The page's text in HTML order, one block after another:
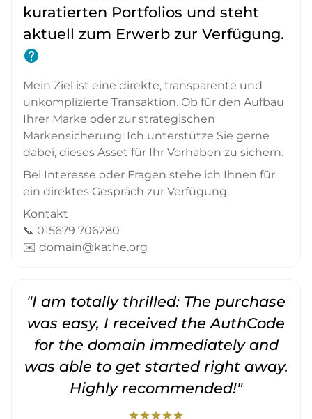
kuratierten Portfolios und steht
aktuell zum Erwerb zur Verfügung.
help
Mein Ziel ist eine direkte, transparente und
unkomplizierte Transaktion. Ob für den Aufbau
Ihrer Marke oder zur strategischen
Markensicherung: Ich unterstütze Sie gerne
dabei, dieses Asset für Ihr Vorhaben zu sichern.
Bei Interesse oder Fragen stehe ich Ihnen für
ein direktes Gespräch zur Verfügung.
Kontakt
📞 015679 706280
✉️ domain@kathe.org
"I am totally thrilled: The purchase
was easy, I received the AuthCode
for the domain immediately and
was able to get started right away.
Highly recommended!"
starstarstarstarstar